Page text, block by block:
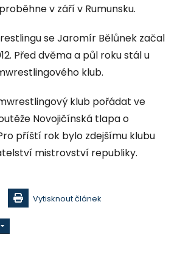
v září v Rumunsku.
se Jaromír Bělůnek začal
Před dvěma a půl roku stál u
klub.
klub pořádat ve
Novojičínská tlapa o
příští rok bylo zdejšímu klubu
mistrovství republiky.
Vytisknout článek